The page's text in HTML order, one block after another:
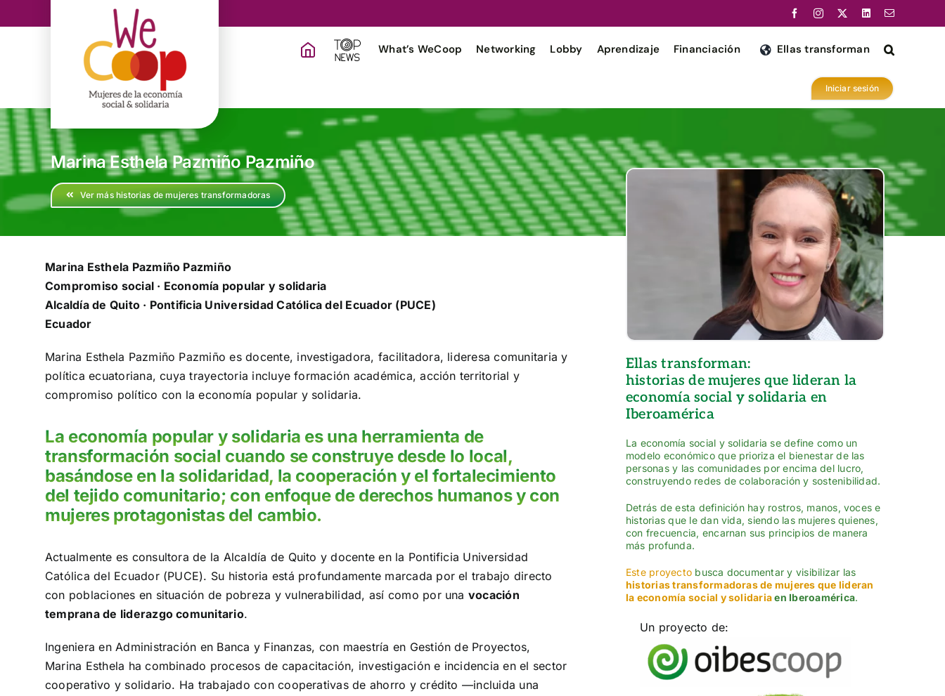
al
What’s WeCoop Networking Lobby Aprendizaje Financiación Ellas transforman
Iniciar sesión
Marina Esthela Pazmiño Pazmiño
Ver más historias de mujeres transformadoras
Marina Esthela Pazmiño Pazmiño
Compromiso social · Economía popular y solidaria
Alcaldía de Quito · Pontificia Universidad Católica del Ecuador (PUCE)
Ecuador
Marina Esthela Pazmiño Pazmiño es docente, investigadora, facilitadora, lideresa comunitaria y
política ecuatoriana, cuya trayectoria incluye formación académica, acción territorial y
compromiso político con la economía popular y solidaria.
La economía popular y solidaria es una herramienta de
transformación social cuando se construye desde lo local,
basándose en la solidaridad, la cooperación y el fortalecimiento
del tejido comunitario; con enfoque de derechos humanos y con
mujeres protagonistas del cambio.
Actualmente es consultora de la Alcaldía de Quito y docente en la Pontificia Universidad
Católica del Ecuador (PUCE). Su historia está profundamente marcada por el trabajo directo
con poblaciones en situación de pobreza y vulnerabilidad, así como por una vocación
temprana de liderazgo comunitario.
Ingeniera en Administración en Banca y Finanzas, con maestría en Gestión de Proyectos,
Marina Esthela ha combinado procesos de capacitación, investigación e incidencia en el sector
cooperativo y solidario. Ha trabajado con cooperativas de ahorro y crédito —incluida una
Ellas transforman:
historias de mujeres que lideran la
economía social y solidaria en
Iberoamérica
La economía social y solidaria se define como un
modelo económico que prioriza el bienestar de las
personas y las comunidades por encima del lucro,
construyendo redes de colaboración y sostenibilidad.
Detrás de esta definición hay rostros, manos, voces e
historias que le dan vida, siendo las mujeres quienes,
con frecuencia, encarnan sus principios de manera
más profunda.
Este proyecto busca documentar y visibilizar las
historias transformadoras de mujeres que lideran
la economía social y solidariaen Iberoamérica.
Un proyecto de: